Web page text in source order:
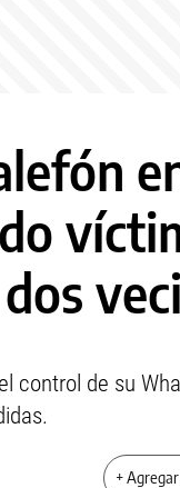
control de su
+